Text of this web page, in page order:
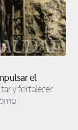
el
y fortalecer